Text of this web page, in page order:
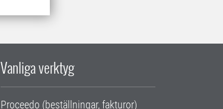
Vanliga verktyg
Proceedo (beställningar, fakturor)